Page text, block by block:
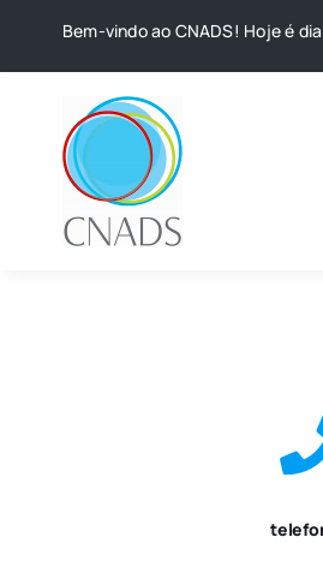
Bem-vindo ao CNADS! Hoje é